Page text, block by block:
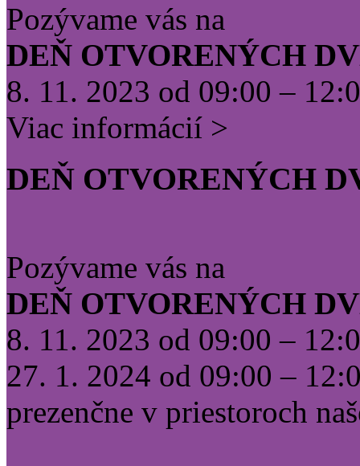
Pozývame vás na
DEŇ OTVORENÝCH
8. 11. 2023 od 09:00 –
Viac informácií >
DEŇ OTVORENÝCH
Pozývame vás na
DEŇ OTVORENÝCH
8. 11. 2023 od 09:00 –
27. 1. 2024 od 09:00 –
prezenčne v priestoroch